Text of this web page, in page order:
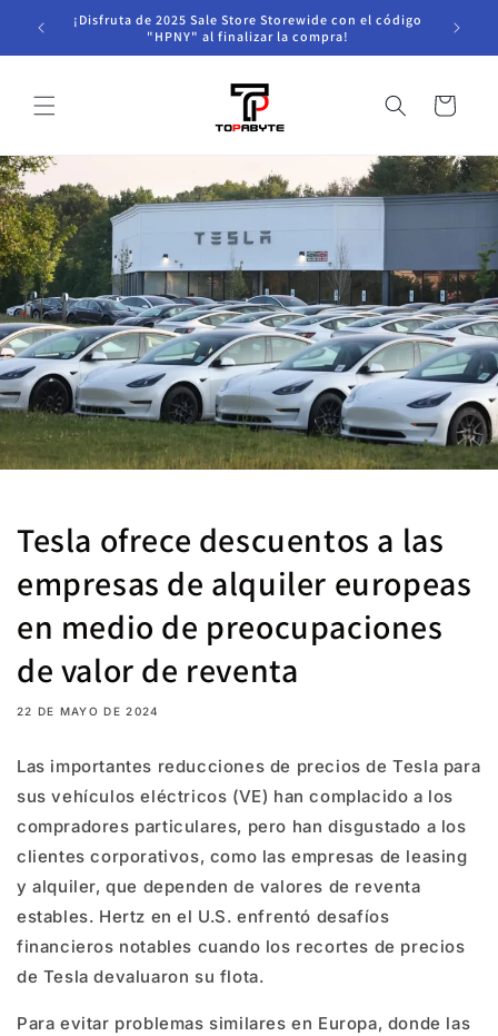
Saltar al
contenido
¡Disfruta de 2025 Sale Store Storewide con el código
"HPNY" al finalizar la compra!
Carro
Tesla ofrece descuentos a las
empresas de alquiler europeas
en medio de preocupaciones
de valor de reventa
22 DE MAYO DE 2024
Las importantes reducciones de precios de Tesla para
sus vehículos eléctricos (VE) han complacido a los
compradores particulares, pero han disgustado a los
clientes corporativos, como las empresas de leasing
y alquiler, que dependen de valores de reventa
estables. Hertz en el U.S. enfrentó desafíos
financieros notables cuando los recortes de precios
de Tesla devaluaron su flota.
Para evitar problemas similares en Europa, donde las